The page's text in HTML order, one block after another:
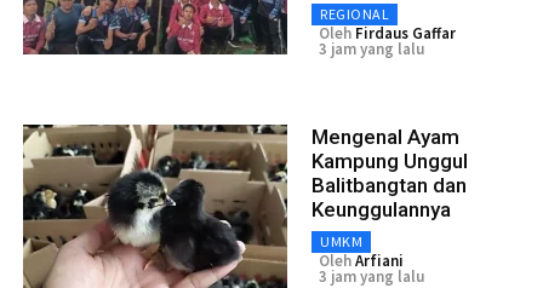
REGIONAL
Oleh Firdaus Gaffar
3 jam yang lalu
Mengenal Ayam
Kampung Unggul
Balitbangtan dan
Keunggulannya
UMKM
OlehArfiani
3 jam yang lalu